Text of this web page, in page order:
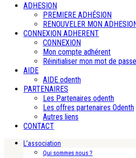
ADHESION
PREMIERE ADHÉSION
RENOUVELER MON
CONNEXION ADHERENT
CONNEXION
Mon compte adhérent
Réinitialiser mon mot de passe
AIDE
AIDE odenth
PARTENAIRES
Les Partenaires odenth
Les offres partenaires Odenth
Autres liens
CONTACT
L’association
Qui sommes nous ?